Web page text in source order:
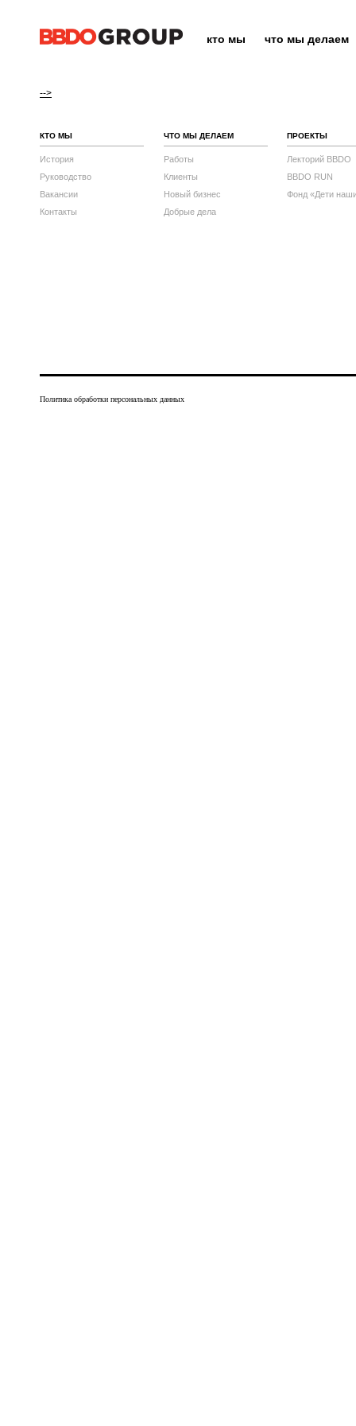
кто мы что мы делаем
-->
КТО МЫ
История
Руководство
Вакансии
Контакты
ЧТО МЫ ДЕЛАЕМ
Работы
Клиенты
Новый бизнес
Добрые дела
ПРОЕКТЫ
Лекторий BBDO
BBDO RUN
Фонд «Дети
Политика обработки персональных данных